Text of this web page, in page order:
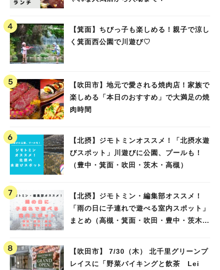
【箕面】ちびっ子も楽しめる！親子で涼し
く箕面西公園で川遊び♡
【吹田市】地元で愛される焼肉店！家族で
楽しめる「本日のおすすめ」で大満足の焼
肉時間
【北摂】ジモトミンオススメ！「北摂水遊
びスポット」川遊びに公園、プールも！
（豊中・箕面・吹田・茨木・高槻）
【北摂】ジモトミン・編集部オススメ！
「雨の日に子連れで遊べる室内スポット」
まとめ（高槻・箕面・吹田・豊中・茨木・
【吹田市】 7/30（木） 北千里グリーンプ
レイスに「野菜バイキングと飲茶 Lei